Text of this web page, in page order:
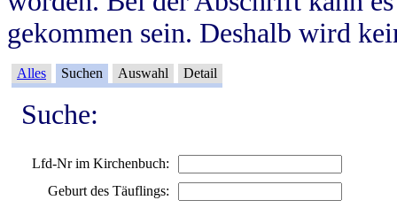
gekommen sein. Deshalb wird
Alles Suchen Auswahl Detail
Suche:
Lfd-Nr im Kirchenbuch:
Geburt des Täuflings: